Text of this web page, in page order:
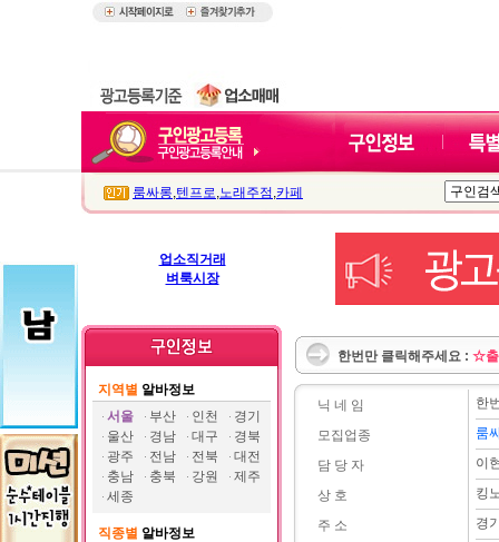
룸싸롱,텐프로,노래주점 ,카페
업소직거래
벼룩시장
지역별 알바정보
서울
부산 인천
경기
울산
경남 대구
경북
광주
전남 전북
대전
충남
충북 강원
제주
세종
직종별 알바정보
한번만 클릭해주세요 : ☆출
닉 네 임
모집업종
담 당 자
상 호
주 소
한
룸
이
킹
경